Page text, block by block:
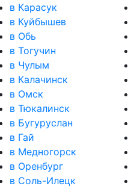
в Карасук
в Куйбышев
в Обь
в Тогучин
в Чулым
в Калачинск
в Омск
в Тюкалинск
в Бугуруслан
в Гай
в Медногорск
в Оренбург
в Соль-Илецк